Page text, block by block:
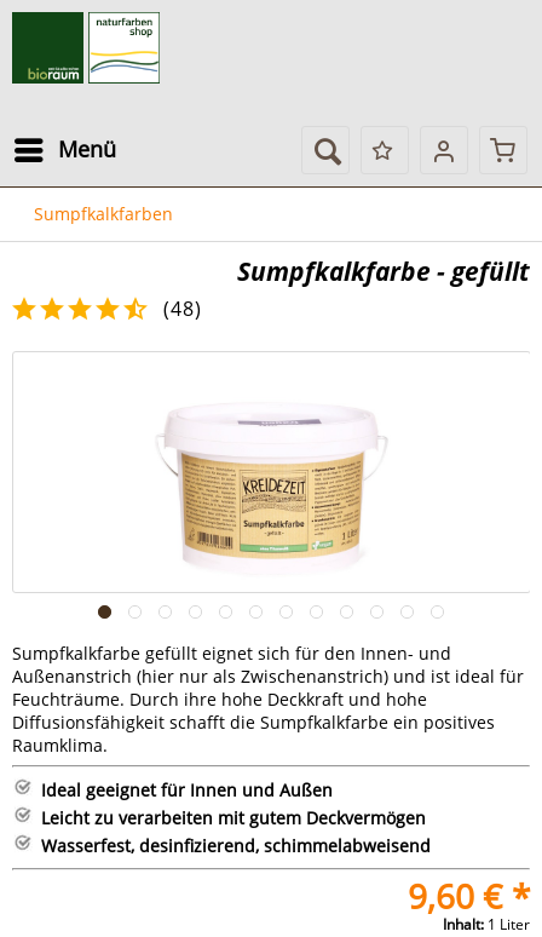
Menü
Sumpfkalkfarben
Sumpfkalkfarbe - gefüllt
(48)
Sumpfkalkfarbe gefüllt eignet sich für den Innen- und
Außenanstrich (hier nur als Zwischenanstrich) und ist ideal für
Feuchträume. Durch ihre hohe Deckkraft und hohe
Diffusionsfähigkeit schafft die Sumpfkalkfarbe ein positives
Raumklima.
Ideal geeignet für Innen und Außen
Leicht zu verarbeiten mit gutem Deckvermögen
Wasserfest, desinfizierend, schimmelabweisend
9,60 € *
Inhalt: 1 Liter